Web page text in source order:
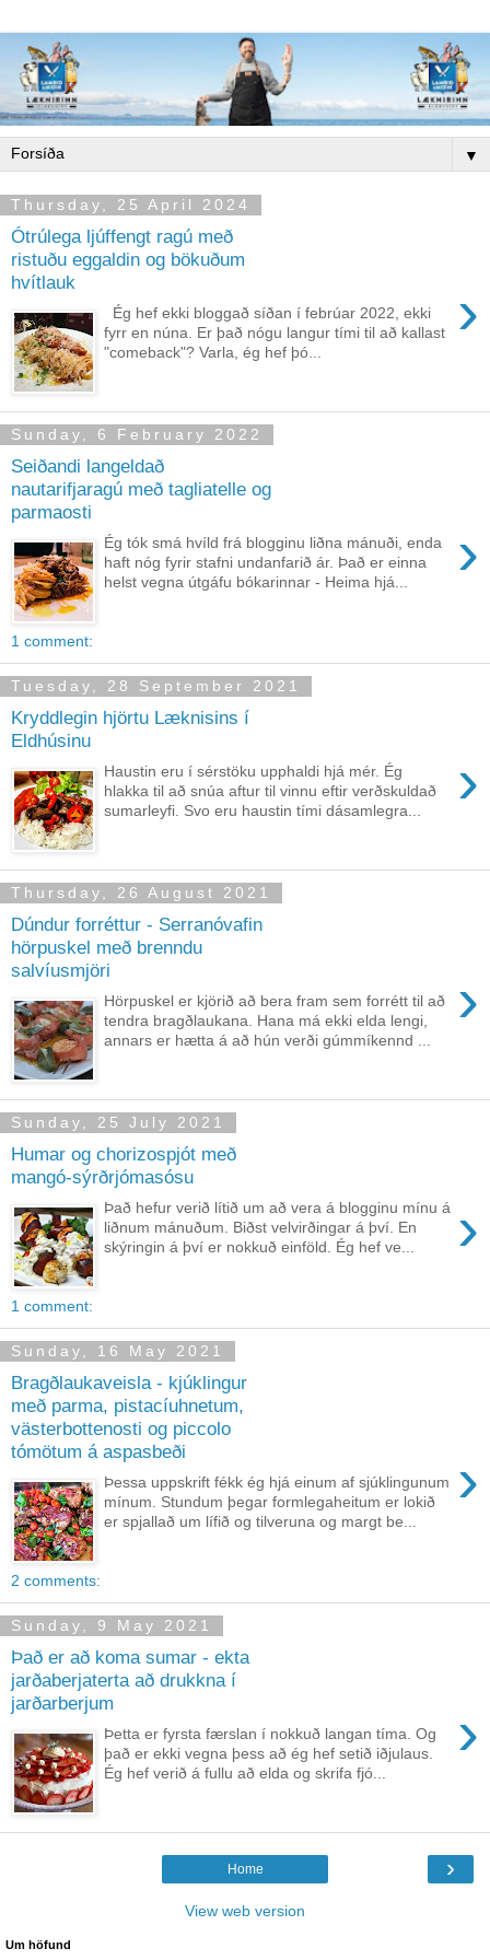
▼
Thursday, 25 April 2024
Ótrúlega ljúffengt ragú með
ristuðu eggaldin og bökuðum
hvítlauk
›
Ég hef ekki bloggað síðan í febrúar 2022, ekki
fyrr en núna. Er það nógu langur tími til að kallast
"comeback"? Varla, ég hef þó...
Sunday, 6 February 2022
Seiðandi langeldað
nautarifjaragú með tagliatelle og
parmaosti
›
Ég tók smá hvíld frá blogginu liðna mánuði, enda
haft nóg fyrir stafni undanfarið ár. Það er einna
helst vegna útgáfu bókarinnar - Heima hjá...
1 comment:
Tuesday, 28 September 2021
Kryddlegin hjörtu Læknisins í
Eldhúsinu
›
Haustin eru í sérstöku upphaldi hjá mér. Ég
hlakka til að snúa aftur til vinnu eftir verðskuldað
sumarleyfi. Svo eru haustin tími dásamlegra...
Thursday, 26 August 2021
Dúndur forréttur - Serranóvafin
hörpuskel með brenndu
salvíusmjöri
›
Hörpuskel er kjörið að bera fram sem forrétt til að
tendra bragðlaukana. Hana má ekki elda lengi,
annars er hætta á að hún verði gúmmíkennd ...
Sunday, 25 July 2021
Humar og chorizospjót með
mangó-sýrðrjómasósu
›
Það hefur verið lítið um að vera á blogginu mínu á
liðnum mánuðum. Biðst velvirðingar á því. En
skýringin á því er nokkuð einföld. Ég hef ve...
1 comment:
Sunday, 16 May 2021
Bragðlaukaveisla - kjúklingur
með parma, pistacíuhnetum,
västerbottenosti og piccolo
tómötum á aspasbeði
›
Þessa uppskrift fékk ég hjá einum af sjúklingunum
mínum. Stundum þegar formlegaheitum er lokið
er spjallað um lífið og tilveruna og margt be...
2 comments:
Sunday, 9 May 2021
Það er að koma sumar - ekta
jarðaberjaterta að drukkna í
jarðarberjum
›
Þetta er fyrsta færslan í nokkuð langan tíma. Og
það er ekki vegna þess að ég hef setið iðjulaus.
Ég hef verið á fullu að elda og skrifa fjó...
›
Home
View web version
Um höfund